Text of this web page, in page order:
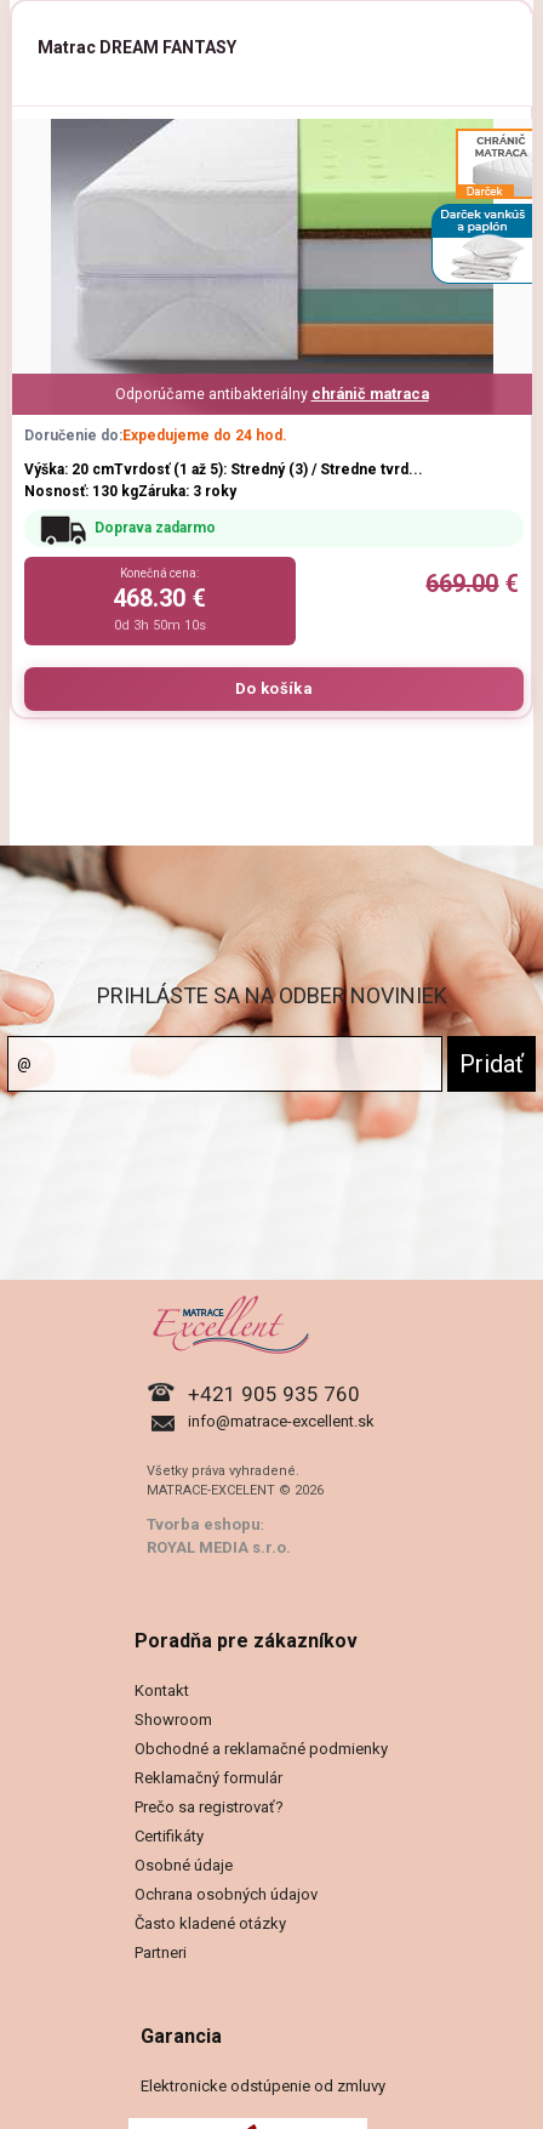
Matrac DREAM FANTASY
Odporúčame antibakteriálny chránič matraca
Doručenie do:Expedujeme do 24 hod.
Výška: 20 cmTvrdosť (1 až 5): Stredný (3) / Stredne tvrd...
Nosnosť: 130 kgZáruka: 3 roky
Doprava zadarmo
669.00€
Konečná cena:
468.30 €
0d 3h 50m 9s
PRIHLÁSTE SA NA ODBER NOVINIEK
+421 905 935 760
info@matrace-excellent.sk
Všetky práva vyhradené.
MATRACE-EXCELENT © 2026
Tvorba eshopu:
ROYAL MEDIA s.r.o.
Poradňa pre zákazníkov
Kontakt
Showroom
Obchodné a reklamačné podmienky
Reklamačný formulár
Prečo sa registrovať?
Certifikáty
Osobné údaje
Ochrana osobných údajov
Často kladené otázky
Partneri
Garancia
Elektronicke odstúpenie od zmluvy